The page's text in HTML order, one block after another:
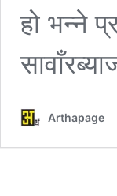
हो भन्ने
Arthapage